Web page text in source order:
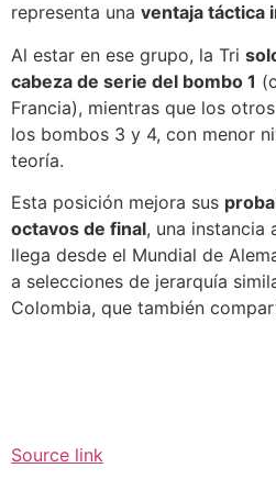
representa una ventaja táctica
Al estar en ese grupo, la Tri
cabeza de serie del bombo 1
Francia), mientras que los
los bombos 3 y 4, con menor
teoría.
Esta posición mejora sus
octavos de final, una instancia
llega desde el Mundial de
a selecciones de jerarquía
Colombia, que también
Source link